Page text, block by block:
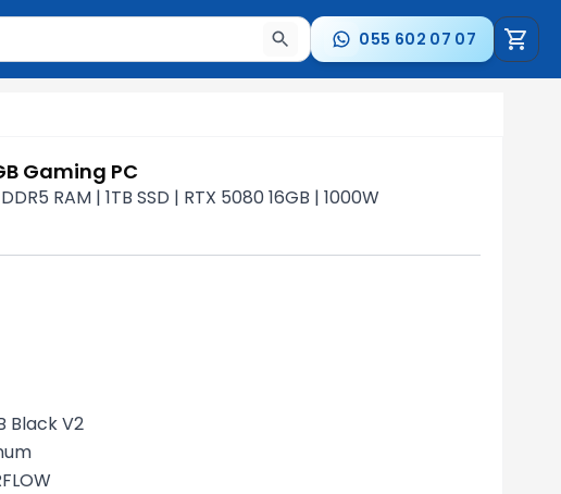
və ya nəticələr arasında keçid etmək üçün ox
055 602 07 07
Gaming PC
RAM | 1TB SSD | RTX 5080 16GB | 1000W
Black V2